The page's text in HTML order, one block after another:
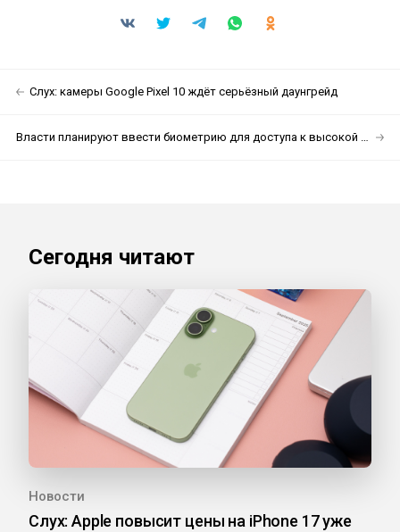
Слух: камеры Google Pixel 10 ждёт серьёзный даунгрейд
Власти планируют ввести биометрию для доступа к высокой скорости на электросамокате
Сегодня читают
Новости
Слух: Apple повысит цены на iPhone 17 уже